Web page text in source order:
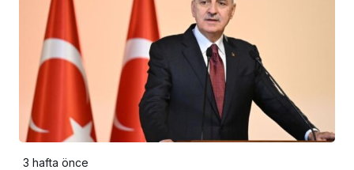
3 hafta önce